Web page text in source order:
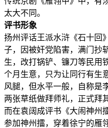
太大不同。
评书形象
扬州评话王派水浒《石十回
子，因被奸党陷害，满门抄
生，改打锅铲、镰刀等民用
个月生意，只为让同行有生
风腿，但水平一般，自称是
两张草纸做拜师礼，正式拜
而在袁阔成评书《大闹神州
参加神州擂，穿着徐宁的雁